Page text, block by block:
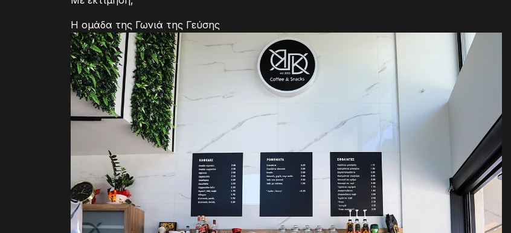
Η ομάδα της Γωνιά της Γεύσης